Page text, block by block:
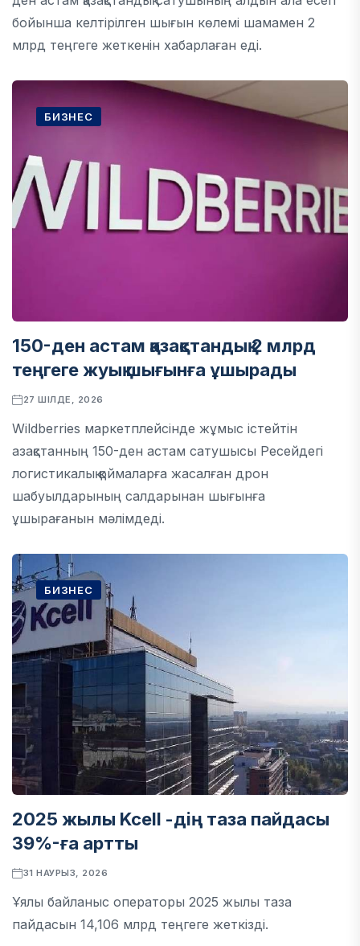
бойынша келтірілген шығын көлемі шамамен 2
млрд теңгеге жеткенін хабарлаған еді.
БИЗНЕС
150-ден астам қазақстандық 2 млрд
теңгеге жуық шығынға ұшырады
27 ШІЛДЕ, 2026
Wildberries маркетплейсінде жұмыс істейтін
азақстанның 150-ден астам сатушысы Ресейдегі
логистикалық қоймаларға жасалған дрон
шабуылдарының салдарынан шығынға
ұшырағанын мәлімдеді.
БИЗНЕС
2025 жылы Kcell -дің таза пайдасы
39%-ға артты
31 НАУРЫЗ, 2026
Ұялы байланыс операторы 2025 жылы таза
пайдасын 14,106 млрд теңгеге жеткізді.